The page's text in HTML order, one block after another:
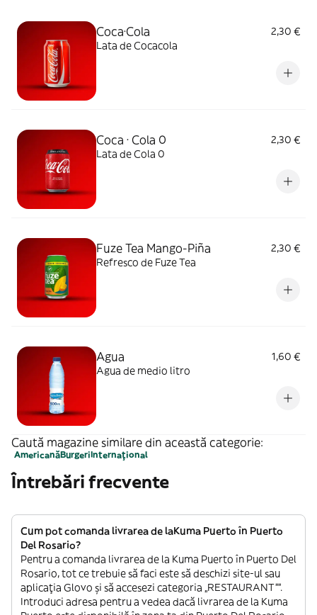
Coca·Cola
2,30 €
Lata de Cocacola
Coca · Cola 0
2,30 €
Lata de Cola 0
Fuze Tea Mango-Piña
2,30 €
Refresco de Fuze Tea
Agua
1,60 €
Agua de medio litro
Caută magazine similare din această categorie:
AmericanăBurgeriInternațional
Întrebări frecvente
Cum pot comanda livrarea de laKuma Puerto în Puerto
Del Rosario?
Pentru a comanda livrarea de la Kuma Puerto în Puerto Del
Rosario, tot ce trebuie să faci este să deschizi site-ul sau
aplicația Glovo și să accesezi categoria „RESTAURANT””.
Introduci adresa pentru a vedea dacă livrarea de la Kuma